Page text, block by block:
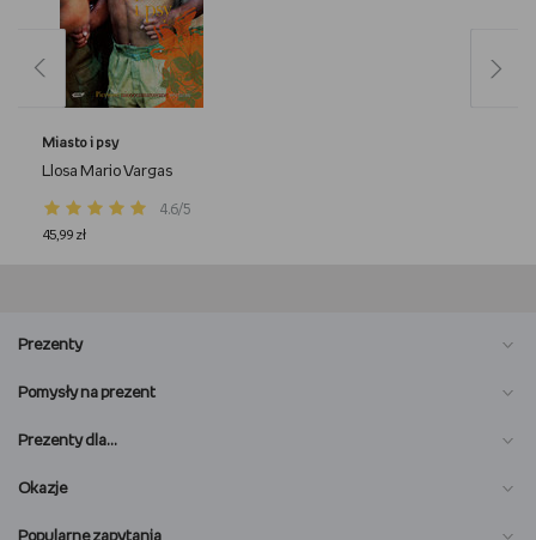
Miasto i psy
Llosa Mario Vargas
4.6/5
45,99 zł
Prezenty
Pomysły na prezent
Prezenty dla…
Okazje
Popularne zapytania